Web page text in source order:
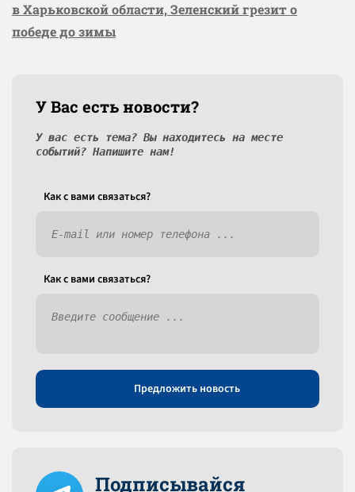
в Харьковской области, Зеленский грезит о
победе до зимы
У Вас есть новости?
У вас есть тема? Вы находитесь на месте
событий? Напишите нам!
Как c вами связаться?
Как c вами связаться?
Предложить новость
Подписывайся